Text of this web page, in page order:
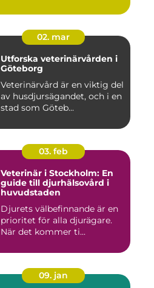
02. mar
Utforska veterinärvården i
Göteborg
Veterinärvård är en viktig del
av husdjursägandet, och i en
stad som Göteb...
03. feb
Veterinär i Stockholm: En
guide till djurhälsovård i
huvudstaden
Djurets välbefinnande är en
prioritet för alla djurägare.
När det kommer ti...
09. jan